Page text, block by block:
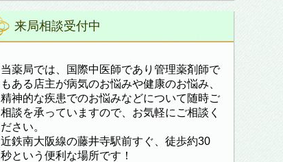
来局相談受付中
当薬局では、国際中医師であり管理薬剤師で
もある店主が病気のお悩みや健康のお悩み、
精神的な疾患でのお悩みなどについて随時ご
相談を承っていますので、お気軽にご相談く
ださい。
近鉄南大阪線の藤井寺駅前すぐ、徒歩約30
秒という便利な場所です！